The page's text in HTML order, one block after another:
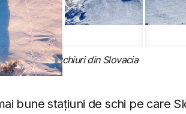
mai bune schiuri din Slovacia
bune stațiuni de schi pe care